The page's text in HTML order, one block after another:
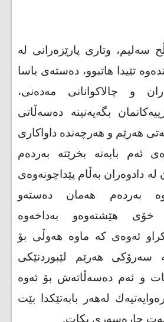
سه‌لیم، وتاری پارێزه‌رانی له‌
تێیدا هاتبوو، ده‌سته‌ی یاسا
و چالاكوانانی مه‌ده‌نی،
بگه‌یه‌نینه‌ ده‌سه‌ڵاتی
هه‌رێم و هه‌رچه‌نده‌ داواكاری
ئه‌م بابه‌ته‌ بخرێته‌ به‌رده‌م
دادوه‌ران به‌ڵام پێداچونه‌وه‌ی
به‌رده‌م هه‌مان ده‌سته‌و
هێشته‌وه‌و به‌داخه‌وه‌
ئه‌وه‌ی كه‌ ماوه‌ هه‌وڵی بۆ
سه‌رۆكی هه‌رێم لێبوردنێكی
و ئه‌م ده‌سه‌ڵاته‌ش بۆ ئه‌وه‌
له‌هه‌ر بابه‌تێكدا بێت